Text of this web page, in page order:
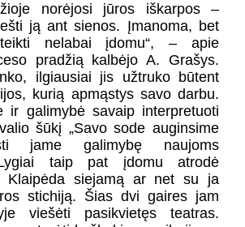
- + =
norėjosi jūros iškarpos –
ją ant sienos. Įmanoma, bet
nelabai įdomu“, – apie
pradžią kalbėjo A. Grašys.
ilgiausiai jis užtruko būtent
kurią apmąstys savo darbu.
ir galimybė savaip interpretuoti
šūkį „Savo sode auginsime
jame galimybę naujoms
taip pat įdomu atrodė
Klaipėda siejamą ar net su ja
stichiją. Šias dvi gaires jam
viešėti pasikvietęs teatras.